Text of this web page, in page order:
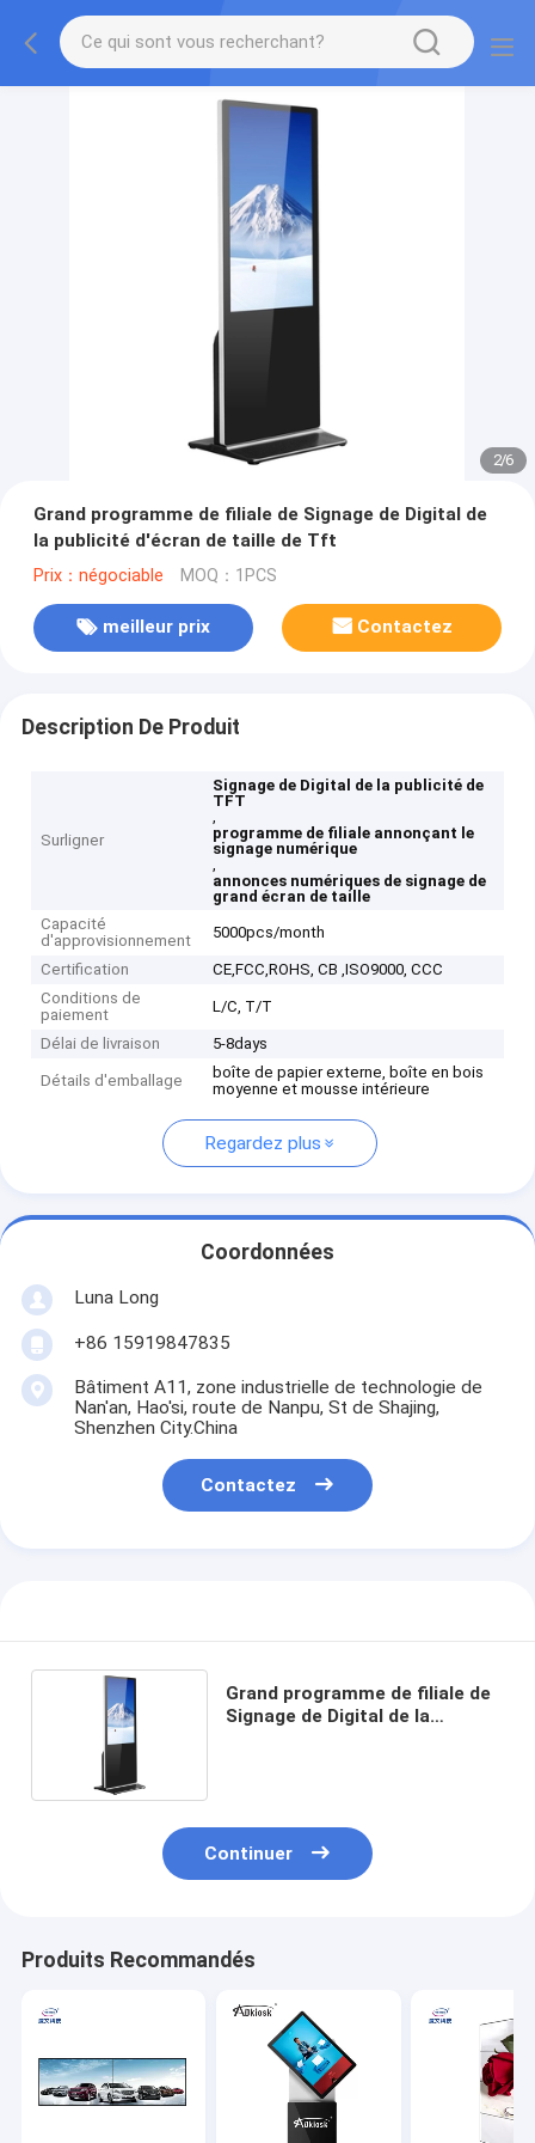
2/6
Grand programme de filiale de Signage de Digital de
la publicité d'écran de taille de Tft
Prix：négociable MOQ：1PCS
meilleur prix Contactez
Description De Produit
Surligner
Signage de Digital de la publicité de
TFT
,
programme de filiale annonçant le
signage numérique
,
annonces numériques de signage de
grand écran de taille
Capacité
d'approvisionnement
5000pcs/month
Certification
CE,FCC,ROHS, CB ,ISO9000, CCC
Conditions de
paiement
L/C, T/T
Délai de livraison 5-8days
Détails d'emballage
boîte de papier externe, boîte en bois
moyenne et mousse intérieure
Regardez plus
Coordonnées
Luna Long
+86 15919847835
Bâtiment A11, zone industrielle de technologie de
Nan'an, Hao'si, route de Nanpu, St de Shajing,
Shenzhen City.China
Contactez
Grand programme de filiale de
Signage de Digital de la
Continuer
Produits Recommandés